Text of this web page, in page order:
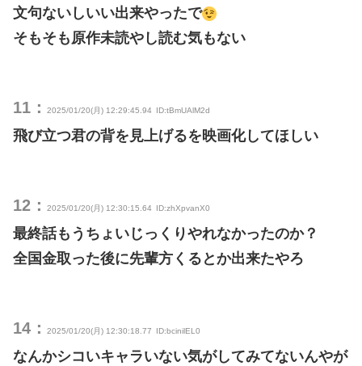
文句ないしいい出来やったで
そもそも原作未読やし読む気もない
11： 2025/01/20(月) 12:29:45.94 ID:tBmUAlM2d
飛び立つ君の背を見上げるを映画化してほしい
12： 2025/01/20(月) 12:30:15.64 ID:zhXpvanX0
最終話もうちょいじっくりやれなかったのか？
全国金取った後に先輩方くるとか出来たやろ
14： 2025/01/20(月) 12:30:18.77 ID:bcinilEL0
なんかシコいキャラいない気がしてみてないんやが